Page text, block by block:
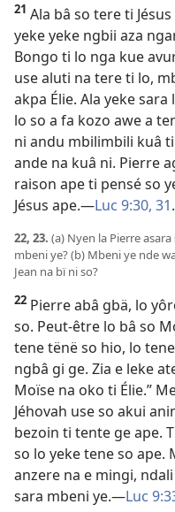
21 Ala bâ so tere ti
yeke yeke ngbii aza
Bongo ti lo nga kue
use aluti na tere ti lo,
akpa Élie. Ala yeke
lo so a fa kozo awe a
ni andu mbilimbili kuâ
ande na kuâ ni. Pierre
raison ape ti pensé so
Jésus ape.—Luc 9:30, 31.
22, 23. (a) Nyen la Pierre
mbeni ye? (b) Mbeni ye nde
Jean na bï ni so?
22 Pierre abâ gbä, lo
so. Peut-être lo bâ so
tene tënë so hio, lo
ngbâ gi ge. Zia e leke
Moïse na oko ti Élie.”
Jéhovah use so akui
bezoin ti tente ge ape.
so lo yeke tene so ape.
anzere na e mingi,
sara mbeni ye.—Luc